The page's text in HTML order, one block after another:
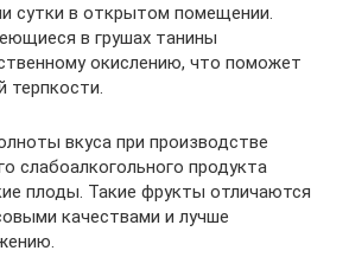
сутки в открытом помещении.
в грушах танины
окислению, что поможет
терпкости.
вкуса при производстве
слабоалкогольного продукта
плоды. Такие фрукты отличаются
качествами и лучше